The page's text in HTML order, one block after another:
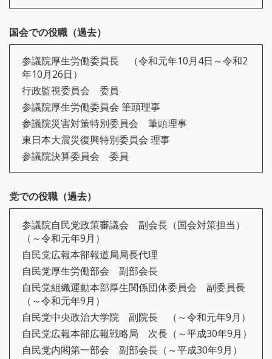
国会での役職（過去）
参議院厚生労働委員長 （令和元年10月4日～令和2
年10月26日）
行政監視委員会 委員
参議院厚生労働委員会 筆頭理事
参議院災害対策特別委員会 筆頭理事
東日本大震災復興特別委員会 理事
参議院決算委員会 委員
党での役職（過去）
参議院自民党政策審議会 副会長（国会対策担当）
（～令和元年9月）
自民党広報本部報道局局長代理
自民党厚生労働部会 副部会長
自民党組織運動本部厚生関係団体委員会 副委員長
（～令和元年9月）
自民党中央政治大学院 副院長 （～令和元年9月）
自民党広報本部広報戦略局 次長（～平成30年9月）
自民党内閣第一部会 副部会長（～平成30年9月）